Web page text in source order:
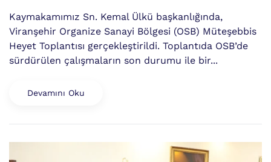
Kaymakamımız Sn. Kemal Ülkü başkanlığında,
Viranşehir Organize Sanayi Bölgesi (OSB) Müteşebbis
Heyet Toplantısı gerçekleştirildi. Toplantıda OSB’de
sürdürülen çalışmaların son durumu ile bir...
Devamını Oku